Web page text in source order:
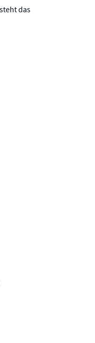
das